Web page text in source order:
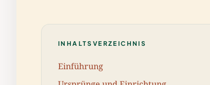
INHALTSVERZEICHNIS
Einführung